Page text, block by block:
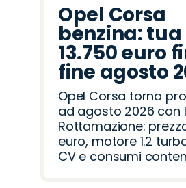
Opel Corsa
benzina: tua
13.750 euro
fine agosto
Opel Corsa torna
ad agosto 2026 con
Rottamazione:
euro, motore 1.2
CV e consumi